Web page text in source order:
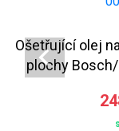
Ošetřující olej
plochy